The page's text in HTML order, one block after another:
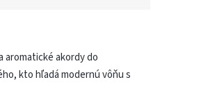
aromatické akordy do
kto hľadá modernú vôňu s